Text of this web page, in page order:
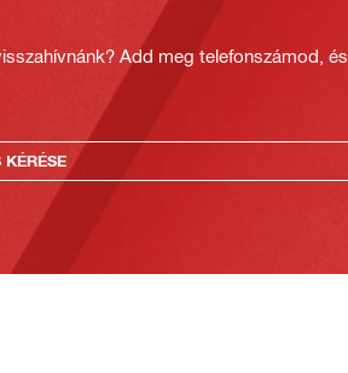
Add meg telefonszámod, és